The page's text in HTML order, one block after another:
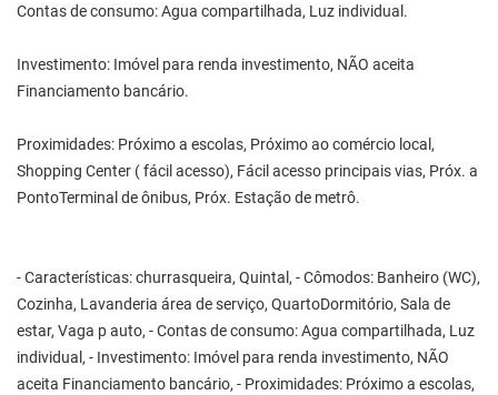
Contas de consumo: Agua compartilhada, Luz individual.
Investimento: Imóvel para renda investimento, NÃO aceita
Financiamento bancário.
Proximidades: Próximo a escolas, Próximo ao comércio local,
Shopping Center ( fácil acesso), Fácil acesso principais vias, Próx. a
PontoTerminal de ônibus, Próx. Estação de metrô.
- Características: churrasqueira, Quintal, - Cômodos: Banheiro (WC),
Cozinha, Lavanderia área de serviço, QuartoDormitório, Sala de
estar, Vaga p auto, - Contas de consumo: Agua compartilhada, Luz
individual, - Investimento: Imóvel para renda investimento, NÃO
aceita Financiamento bancário, - Proximidades: Próximo a escolas,